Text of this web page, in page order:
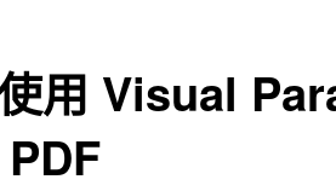
用 Visual